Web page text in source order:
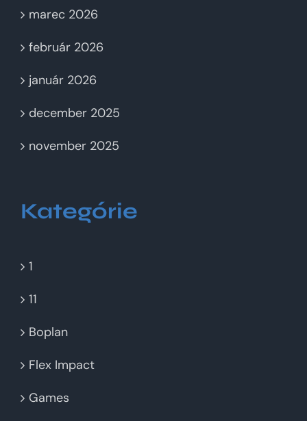
marec 2026
február 2026
január 2026
december 2025
november 2025
Kategórie
1
11
Boplan
Flex Impact
Games